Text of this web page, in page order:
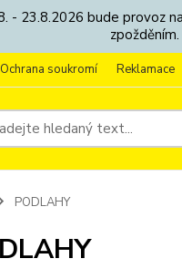
- 23.8.2026 bude
Ochrana soukromí Reklamace
PODLAHY